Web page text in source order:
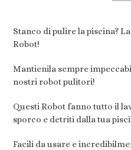
Stanco di pulire la piscina?
Robot!
Mantienila sempre
nostri robot pulitori!
Questi Robot fanno tutto il
sporco e detriti dalla tua
Facili da usare e